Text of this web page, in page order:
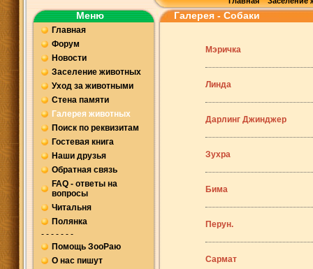
Меню
Главная
Форум
Новости
Заселение животных
Уход за животными
Стена памяти
Галерея животных
Поиск по реквизитам
Гостевая книга
Наши друзья
Обратная связь
FAQ - ответы на
вопросы
Читальня
Полянка
- - - - - - -
Помощь ЗооРаю
О нас пишут
Галерея - Собаки
Мэричка
Линда
Дарлинг Джинджер
Зухра
Бима
Перун.
Сармат